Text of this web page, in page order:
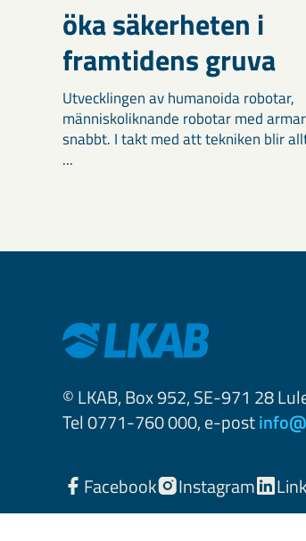
öka säkerheten i
framtidens gruva
Utvecklingen av humanoida robotar,
människoliknande robotar med
snabbt. I takt med att tekniken blir
...
© LKAB, Box 952, SE-971 28
Tel 0771-760 000, e-post
Facebook Instagram